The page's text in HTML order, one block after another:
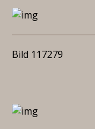
Bild 117279